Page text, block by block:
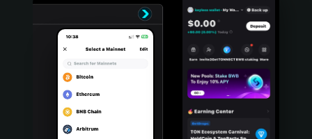
Türkçe
Português (Portugal)
Bahasa Indonesia